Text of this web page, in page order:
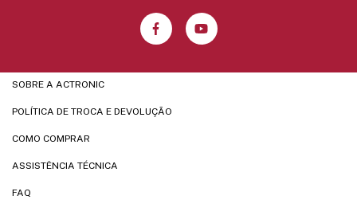
SOBRE A ACTRONIC
POLÍTICA DE TROCA E DEVOLUÇÃO
COMO COMPRAR
ASSISTÊNCIA TÉCNICA
FAQ